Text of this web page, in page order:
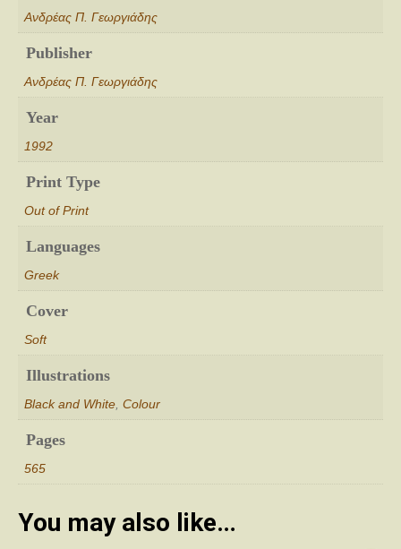
Ανδρέας Π. Γεωργιάδης
Publisher
Ανδρέας Π. Γεωργιάδης
Year
1992
Print Type
Out of Print
Languages
Greek
Cover
Soft
Illustrations
Black and White Colour
Pages
565
You may also like…